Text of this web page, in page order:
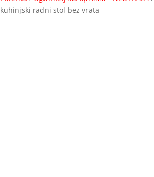
kuhinjski radni stol bez vrata